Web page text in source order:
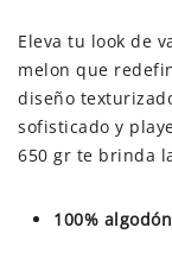
Eleva tu look de
melon que
diseño
sofisticado y
650 gr te brinda
100%